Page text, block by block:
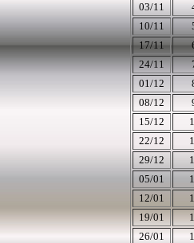
03/11
10/11
17/11
24/11
01/12
08/12
15/12
22/12
29/12
05/01
12/01
19/01
26/01